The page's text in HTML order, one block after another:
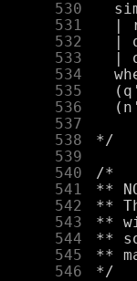
    530
    531
    532
    533
    534
    535
    536
    537
    538
    539
    540
    541
    542
    543
    544
    545
    546